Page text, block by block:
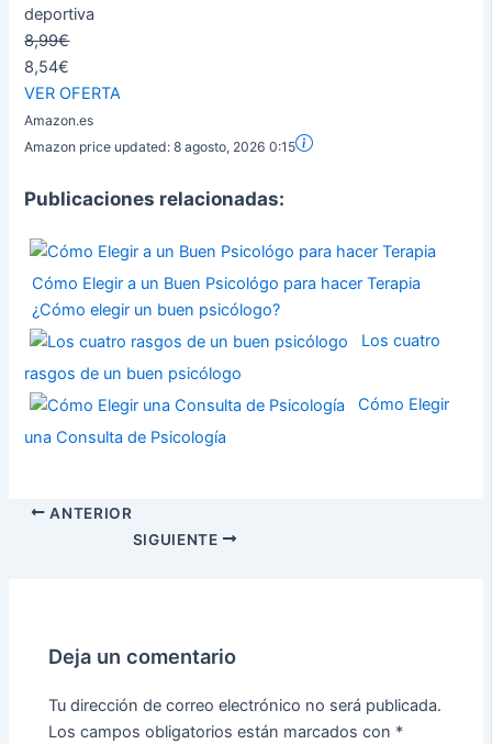
deportiva
8,99€
8,54€
VER OFERTA
Amazon.es
Amazon price updated:8 agosto, 2026 0:15
Publicaciones relacionadas:
Cómo Elegir a un Buen Psicológo para hacer Terapia
¿Cómo elegir un buen psicólogo?
Los cuatro
rasgos de un buen psicólogo
Cómo Elegir
una Consulta de Psicología
ANTERIOR
SIGUIENTE
Deja un comentario
Tu dirección de correo electrónico no será publicada.
Los campos obligatorios están marcados con *